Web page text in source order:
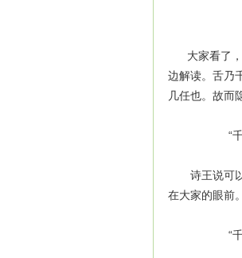
“舌大
大家看了，
边解读。舌乃
几任也。故而
“千口一人
诗王说可以
在大家的眼前。
“千古一人